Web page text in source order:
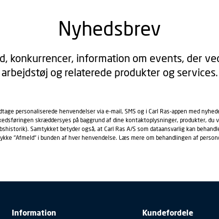
Nyhedsbrev
konkurrencer, information om events, der
arbejdstøj og relaterede produkter og services.
personaliserede henvendelser via e-mail, SMS og i Carl Ras-appen med
skræddersyes på baggrund af dine kontaktoplysninger, produkter, du
Samtykket betyder også, at Carl Ras A/S som dataansvarlig kan
"Afmeld" i bunden af hver henvendelse. Læs mere om behandlingen af
Information Kundefordele